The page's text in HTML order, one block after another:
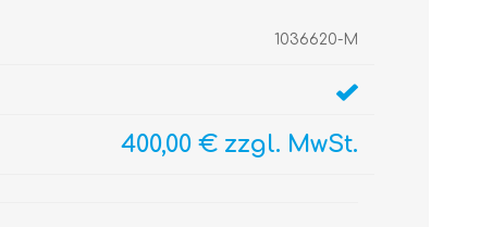
1036620-M
400,00 € zzgl. MwSt.